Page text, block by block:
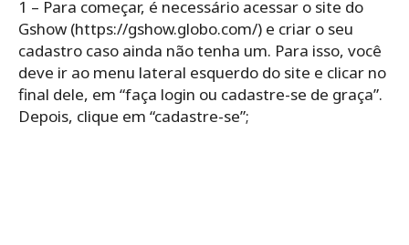
1 – Para começar, é necessário acessar o site do
Gshow (https://gshow.globo.com/) e criar o seu
cadastro caso ainda não tenha um. Para isso, você
deve ir ao menu lateral esquerdo do site e clicar no
final dele, em “faça login ou cadastre-se de graça”.
Depois, clique em “cadastre-se”;